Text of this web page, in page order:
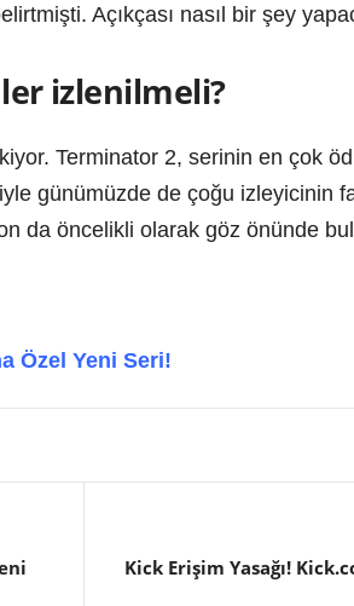
Açıkçası nasıl bir şey
izlenilmeli?
Terminator 2, serinin en çok
günümüzde de çoğu izleyicinin
da öncelikli olarak göz önünde
Özel Yeni Seri!
Kick Erişim Yasağı!